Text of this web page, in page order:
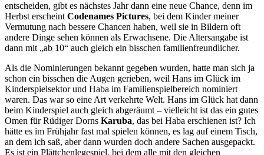
entscheiden, gibt es nächstes Jahr dann eine neue Chance, denn im
Herbst erscheint Codenames Pictures, bei dem Kinder meiner
Vermutung nach bessere Chancen haben, weil sie in Bildern oft
andere Dinge sehen können als Erwachsene. Die Altersangabe ist
dann mit „ab 10“ auch gleich ein bisschen familienfreundlicher.
Als die Nominierungen bekannt gegeben wurden, hatte man sich ja
schon ein bisschen die Augen gerieben, weil Hans im Glück im
Kinderspielsektor und Haba im Familienspielbereich nominiert
waren. Das war so eine Art verkehrte Welt. Hans im Glück hat dann
beim Kinderspiel auch gleich abgeräumt – vielleicht ist das ein gutes
Omen für Rüdiger Dorns Karuba, das bei Haba erschienen ist? Ich
hätte es im Frühjahr fast mal spielen können, es lag auf einem Tisch,
an dem ich saß, aber dann wurden doch andere Sachen ausgepackt.
Es ist ein Plättchenlegespiel, bei dem alle mit den gleichen